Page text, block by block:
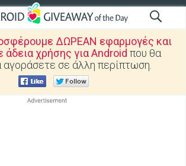
ΔΩΡΕΑΝ εφαρμογές και
άδεια χρήσης για Android που θα
αγοράσετε σε άλλη περίπτωση.